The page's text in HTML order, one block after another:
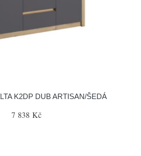
K2DP DUB ARTISAN/ŠEDÁ
7 838 Kč